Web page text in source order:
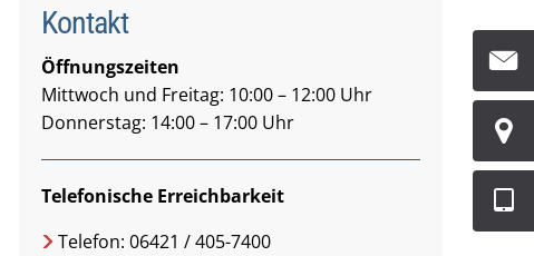
Kontakt
Öffnungszeiten
Mittwoch und Freitag: 10:00 – 12:00 Uhr
Donnerstag: 14:00 – 17:00 Uhr
Telefonische Erreichbarkeit
Telefon: 06421 / 405-7400